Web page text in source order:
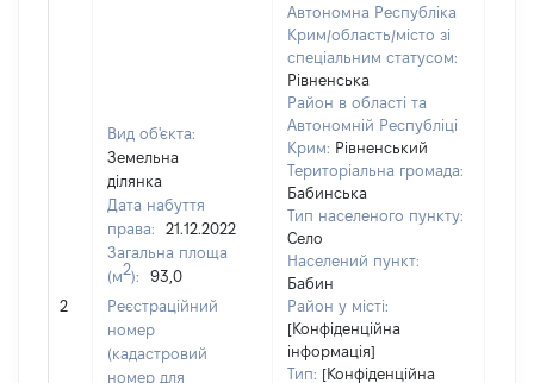
2
Вид об'єкта:
Земельна
ділянка
Дата набуття
права:
21.12.2022
Загальна площа
(м2):
93,0
Реєстраційний
номер
(кадастровий
номер для
Автономна Республіка
Крим/область/місто зі
спеціальним статусом:
Рівненська
Район в області та
Автономній Республіці
Крим: Рівненський
Територіальна громада:
Бабинська
Тип населеного пункту:
Село
Населений пункт:
Бабин
Район у місті:
[Конфіденційна
інформація]
Тип: [Конфіденційна